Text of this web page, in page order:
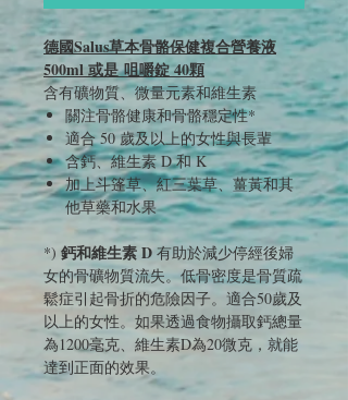
德國Salus草本骨骼保健複合營養液
500ml 或是 咀嚼錠 40顆
含有礦物質、微量元素和維生素
關注骨骼健康和骨骼穩定性*
適合 50 歲及以上的女性與長輩
含鈣、維生素 D 和 K
加上斗篷草、紅三葉草、薑黃和其
他草藥和水果
*) 鈣和維生素 D 有助於減少停經後婦
女的骨礦物質流失。低骨密度是骨質疏
鬆症引起骨折的危險因子。適合50歲及
以上的女性。如果透過食物攝取鈣總量
為1200毫克、維生素D為20微克，就能
達到正面的效果。